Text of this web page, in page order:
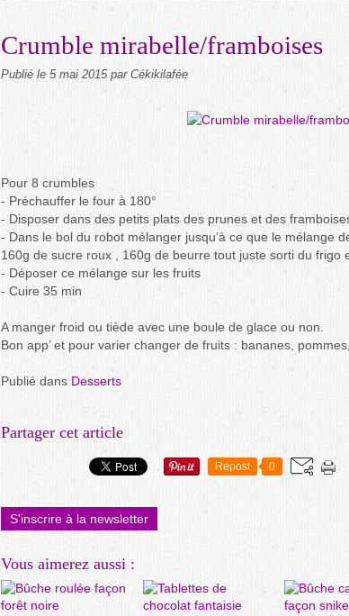
Crumble mirabelle/framboises
Publié le 5 mai 2015 par Cékikilafée
Pour 8 crumbles
- Préchauffer le four à 180°
- Disposer dans des petits plats des prunes et des
- Dans le bol du robot mélanger jusqu’à ce que le mélange
160g de sucre roux , 160g de beurre tout juste sorti du frigo
- Déposer ce mélange sur les fruits
- Cuire 35 min
A manger froid ou tiède avec une boule de glace ou non.
Bon app’ et pour varier changer de fruits : bananes,
Publié dans Desserts
Partager cet article
Repost 0
S'inscrire à la newsletter
Vous aimerez aussi :